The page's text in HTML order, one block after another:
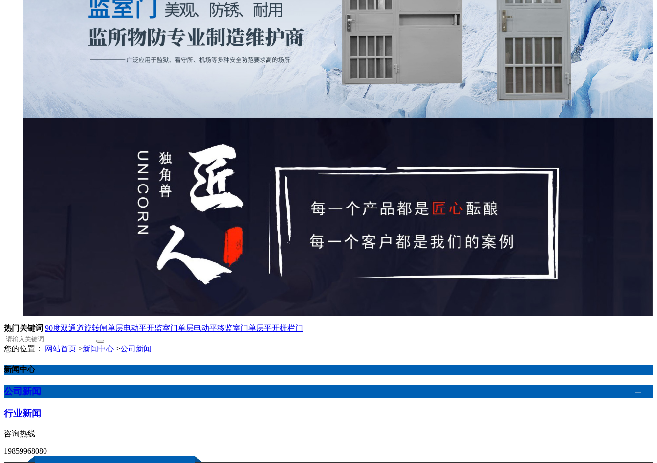
热门关键词 90度双通道旋转闸单层电动平开监室门单层电动平移监室门单层平开栅栏门
您的位置： 网站首页 >新闻中心 >公司新闻
新闻中心
公司新闻
行业新闻
咨询热线
19859968080